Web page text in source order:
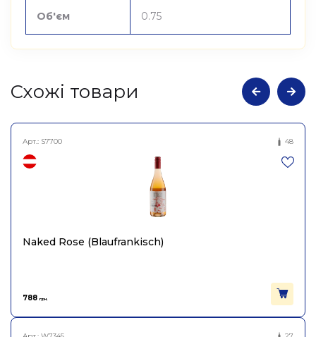
Об'єм 0.75
Cхожі товари
Арт.: S7700 48
Naked Rose (Blaufrankisch)
788 грн.